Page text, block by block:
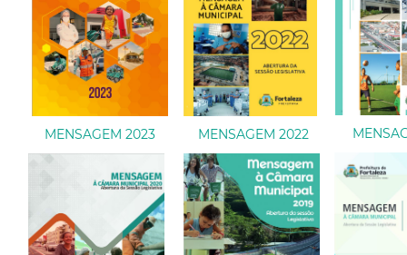
MENSAGEM 2023 MENSAGEM 2022